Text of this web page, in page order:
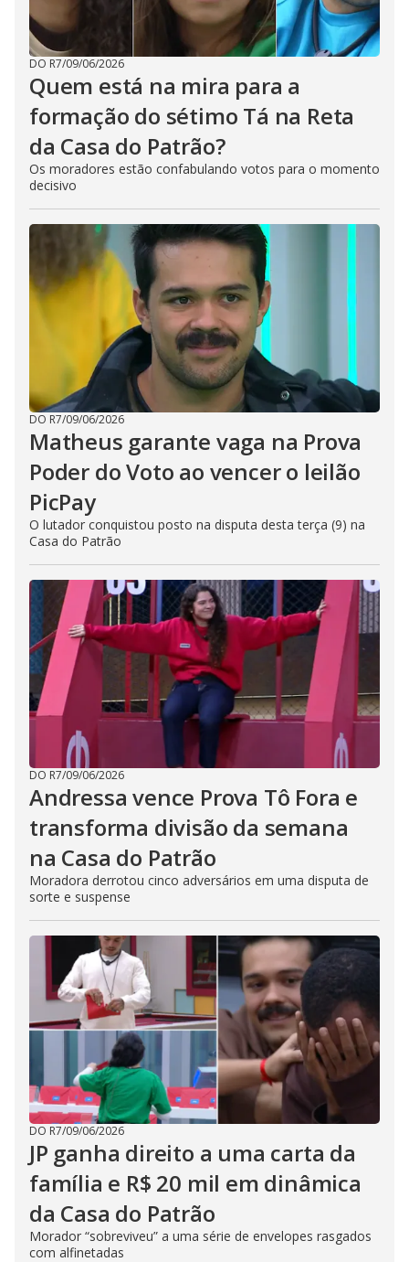
DO R7/09/06/2026
Quem está na mira para a
formação do sétimo Tá na Reta
da Casa do Patrão?
Os moradores estão confabulando votos para o momento
decisivo
DO R7/09/06/2026
Matheus garante vaga na Prova
Poder do Voto ao vencer o leilão
PicPay
O lutador conquistou posto na disputa desta terça (9) na
Casa do Patrão
DO R7/09/06/2026
Andressa vence Prova Tô Fora e
transforma divisão da semana
na Casa do Patrão
Moradora derrotou cinco adversários em uma disputa de
sorte e suspense
DO R7/09/06/2026
JP ganha direito a uma carta da
família e R$ 20 mil em dinâmica
da Casa do Patrão
Morador “sobreviveu” a uma série de envelopes rasgados
com alfinetadas